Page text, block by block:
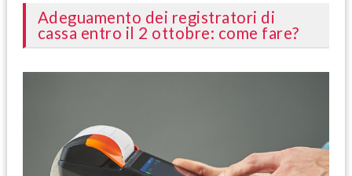
Adeguamento dei registratori di
cassa entro il 2 ottobre: come fare?